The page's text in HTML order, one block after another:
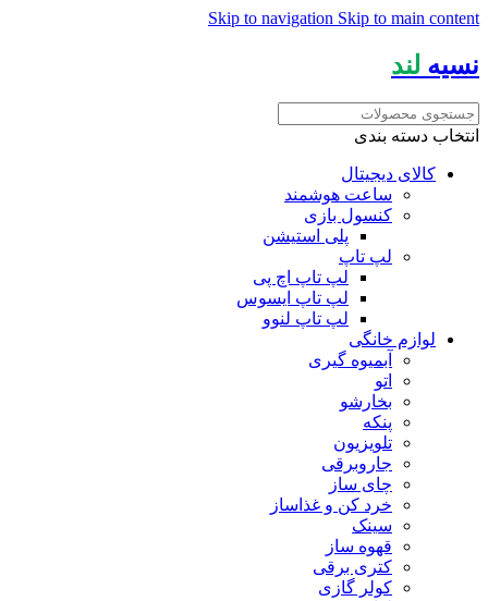
Skip to navigation Skip to main content
نسیه لند
انتخاب دسته بندی
کالای دیجیتال
ساعت هوشمند
کنسول بازی
پلی استیشن
لپ تاپ
لپ تاپ اچ پی
لپ تاپ ایسوس
لپ تاپ لنوو
لوازم خانگی
آبمیوه گیری
اتو
بخارشو
پنکه
تلویزیون
جاروبرقی
چای ساز
خرد کن و غذاساز
سینک
قهوه ساز
کتری برقی
کولر گازی